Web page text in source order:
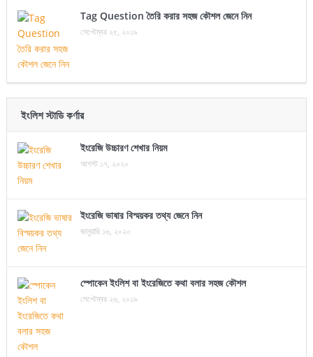
Tag Question তৈরি করার সহজ কৌশল জেনে নিন
সেপ্টেম্বর ২৫, ২০১৯
ইংলিশ স্টাডি কর্ণার
ইংরেজি উচ্চারণ শেখার নিয়ম
আগস্ট ১৭, ২০২০
ইংরেজি ভাষার বিস্ময়কর তথ্য জেনে নিন
জানুয়ারি ১৬, ২০২০
স্পোকেন ইংলিশ বা ইংরেজিতে কথা বলার সহজ কৌশল
সেপ্টেম্বর ২৬, ২০১৯